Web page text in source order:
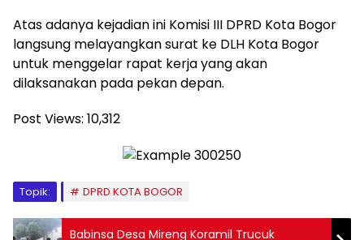
Atas adanya kejadian ini Komisi III DPRD Kota Bogor
langsung melayangkan surat ke DLH Kota Bogor
untuk menggelar rapat kerja yang akan
dilaksanakan pada pekan depan.
Post Views: 10,312
Topik: DPRD KOTA BOGOR
Babinsa Desa Mireng Koramil Trucuk